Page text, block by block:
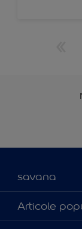
savana
Contact
Parteneri
Articole